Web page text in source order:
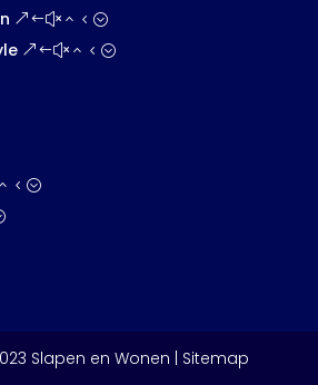
Slapen en Wonen | Sitemap